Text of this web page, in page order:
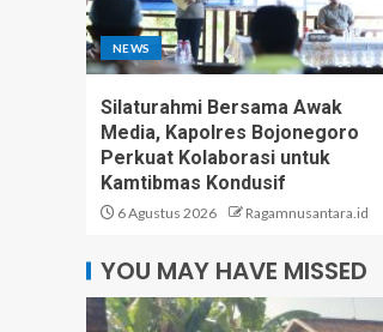
NEWS
Silaturahmi Bersama Awak
Media, Kapolres Bojonegoro
Perkuat Kolaborasi untuk
Kamtibmas Kondusif
6 Agustus 2026 Ragamnusantara.id
YOU MAY HAVE MISSED